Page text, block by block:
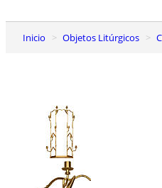
Inicio Objetos Litúrgicos